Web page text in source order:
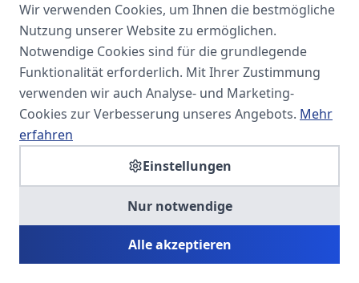
SOMA
Unternehmensgruppe
Spezialisiert auf Fach- und
Führungskräfte in der
SOMA HR KONSULT UG
Personalberatung & Executive Search
Wir verwenden Cookies, um Ihnen die bestmögliche
Nutzung unserer Website zu ermöglichen.
Notwendige Cookies sind für die grundlegende
Funktionalität erforderlich. Mit Ihrer Zustimmung
verwenden wir auch Analyse- und Marketing-
Cookies zur Verbesserung unseres Angebots. Mehr
erfahren
Einstellungen
Nur notwendige
Alle akzeptieren